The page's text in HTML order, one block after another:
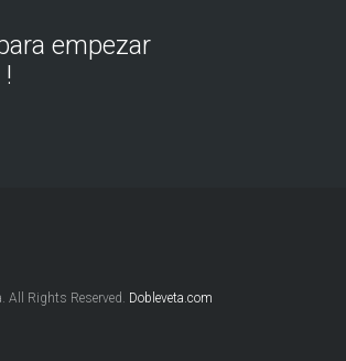
para empezar
All Rights Reserved. Dobleveta.com